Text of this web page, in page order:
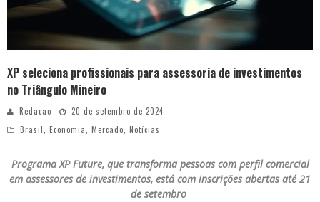
XP seleciona profissionais para assessoria de investimentos
no Triângulo Mineiro
Redacao
20 de setembro de 2024
Brasil, Economia, Mercado, Notícias
Programa XP Future, que transforma pessoas com perfil comercial
em assessores de investimentos, está com inscrições abertas até 21
de setembro